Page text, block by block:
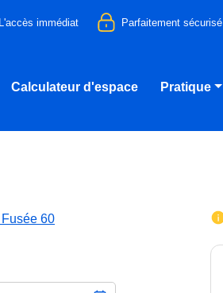
L'accès immédiat Parfaitement sécurisé
Calculateur d'espace Pratique
60